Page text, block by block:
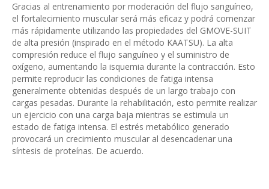
Gracias al entrenamiento por moderación del flujo sanguíneo,
el fortalecimiento muscular será más eficaz y podrá comenzar
más rápidamente utilizando las propiedades del GMOVE-SUIT
de alta presión (inspirado en el método KAATSU). La alta
compresión reduce el flujo sanguíneo y el suministro de
oxígeno, aumentando la isquemia durante la contracción. Esto
permite reproducir las condiciones de fatiga intensa
generalmente obtenidas después de un largo trabajo con
cargas pesadas. Durante la rehabilitación, esto permite realizar
un ejercicio con una carga baja mientras se estimula un
estado de fatiga intensa. El estrés metabólico generado
provocará un crecimiento muscular al desencadenar una
síntesis de proteínas. De acuerdo.